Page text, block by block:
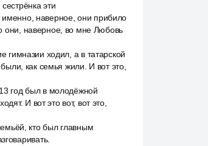
эти
наверное, они прибило
они, наверное, во мне Любовь
гимназии ходил, а в татарской
как семья жили. И вот это,
год был в молодёжной
И вот это вот, вот это,
кто был главным